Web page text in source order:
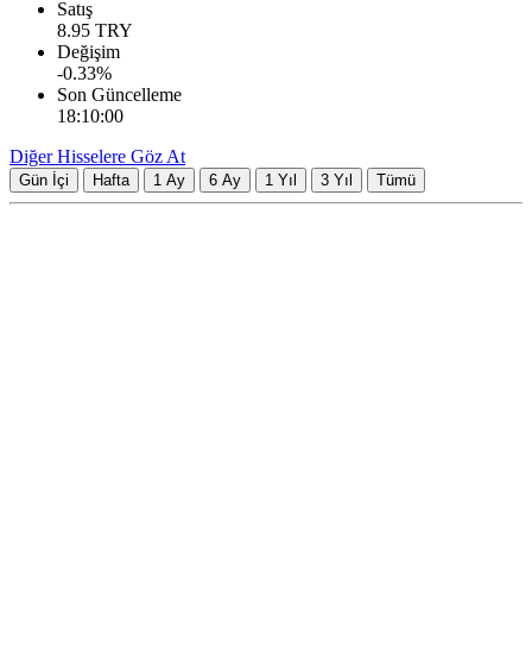
Satış
8.95 TRY
Değişim
-0.33%
Son Güncelleme
18:10:00
Diğer Hisselere Göz At
Gün İçi Hafta 1 Ay 6 Ay 1 Yıl 3 Yıl Tümü